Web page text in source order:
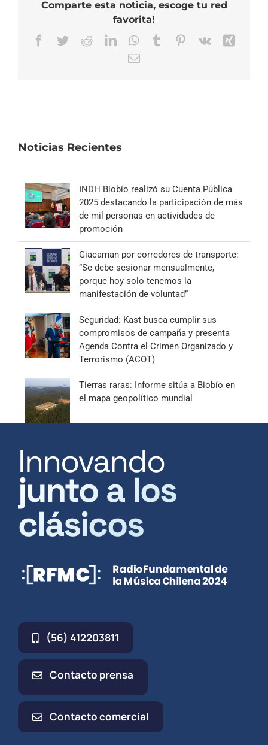
Comparte esta noticia, escoge tu red
favorita!
Facebook
TwitterRedditLinkedInWhatsApp
TumblrPinterest
Vk
Correo
Noticias Recientes
INDH Biobío realizó su Cuenta Pública
2025 destacando la participación de más
de mil personas en actividades de
promoción
Giacaman por corredores de transporte:
“Se debe sesionar mensualmente,
porque hoy solo tenemos la
manifestación de voluntad”
Seguridad: Kast busca cumplir sus
compromisos de campaña y presenta
Agenda Contra el Crimen Organizado y
Terrorismo (ACOT)
Tierras raras: Informe sitúa a Biobío en
el mapa geopolítico mundial
Innovando
junto a los
clásicos
(56) 412203811
Contacto prensa
Contacto comercial